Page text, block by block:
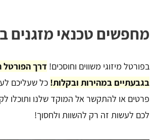
מחפשים טכנאי מזגנים
בפורטל מיזוגי משווים וחוסכים!
בגבעתיים במהירות ובקלות! כל שעליכם
פרטים או להתקשר אל המוקד שלנו ותוכלו
לכם לעשות זה רק להשוות ולחסוך!